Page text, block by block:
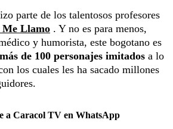
parte de los talentosos profesores
Me Llamo . Y no es para menos,
y humorista, este bogotano es
de 100 personajes imitados a lo
los cuales les ha sacado millones
a Caracol TV en WhatsApp